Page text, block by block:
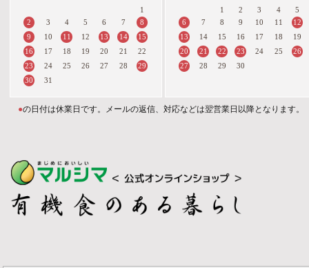
1
2
3 4 5 6 7
8
9
10 11 12 13 14
15
16
17 18 19 20 21
22
23
24 25 26 27 28
29
30
31
1 2 3 4
5
6
7 8 9 10 11
12
13
14 15 16 17 18
19
20
21 22 23 24 25
26
27
28 29 30
●の日付は休業日です。メールの返信、対応などは翌営業日以降となります。